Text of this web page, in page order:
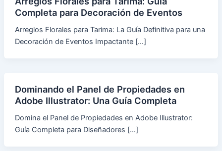
Completa para Decoración de Eventos
Arreglos Florales para Tarima: La Guía Definitiva para una
Decoración de Eventos Impactante […]
Dominando el Panel de Propiedades en
Adobe Illustrator: Una Guía Completa
Domina el Panel de Propiedades en Adobe Illustrator:
Guía Completa para Diseñadores […]